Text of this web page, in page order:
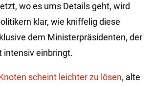
wo es ums Details geht, wird
klar, wie kniffelig diese
dem Ministerpräsidenten, der
intensiv einbringt.
scheint leichter zu lösen, alte